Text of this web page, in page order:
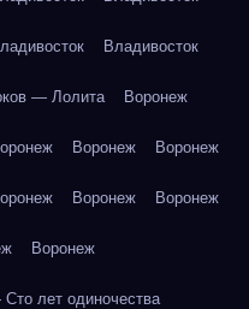
Владивосток
— Лолита Воронеж
Воронеж Воронеж
Воронеж Воронеж
Воронеж
лет одиночества